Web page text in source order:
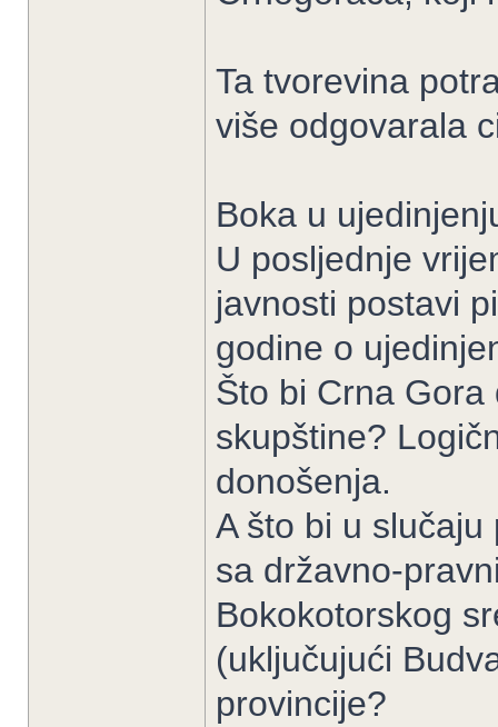
Ta tvorevina
više odgovarala
Boka u
U posljednje
javnosti postavi
godine o
Što bi Crna
skupštine?
donošenja.
A što bi u
sa državno-
Bokokotorskog
(uključujući
provincije?